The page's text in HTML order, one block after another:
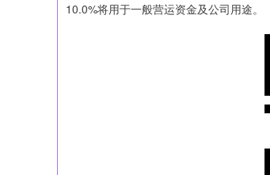
10.0%将用于一般营运资金及公司用途。